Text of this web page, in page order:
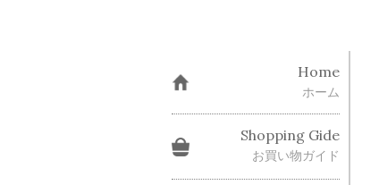
Home
ホーム
Shopping Gide
お買い物ガイド